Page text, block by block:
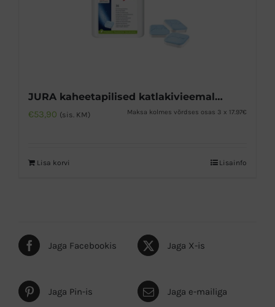
JURA kaheetapilised katlakivieemaldustabletid 36tk
€53,90 (sis. KM) Maksa kolmes võrdses osas 3 x 17.97€
Lisa korvi Lisainfo
Jaga Facebookis Jaga X-is
Jaga Pin-is Jaga e-mailiga